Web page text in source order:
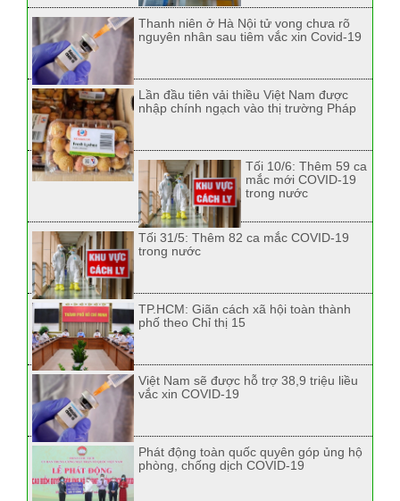
Thanh niên ở Hà Nội tử vong chưa rõ
nguyên nhân sau tiêm vắc xin Covid-19
Lần đầu tiên vải thiều Việt Nam được
nhập chính ngạch vào thị trường Pháp
Tối 10/6: Thêm 59 ca
mắc mới COVID-19
trong nước
Tối 31/5: Thêm 82 ca mắc COVID-19
trong nước
TP.HCM: Giãn cách xã hội toàn thành
phố theo Chỉ thị 15
Việt Nam sẽ được hỗ trợ 38,9 triệu liều
vắc xin COVID-19
Phát động toàn quốc quyên góp ủng hộ
phòng, chống dịch COVID-19